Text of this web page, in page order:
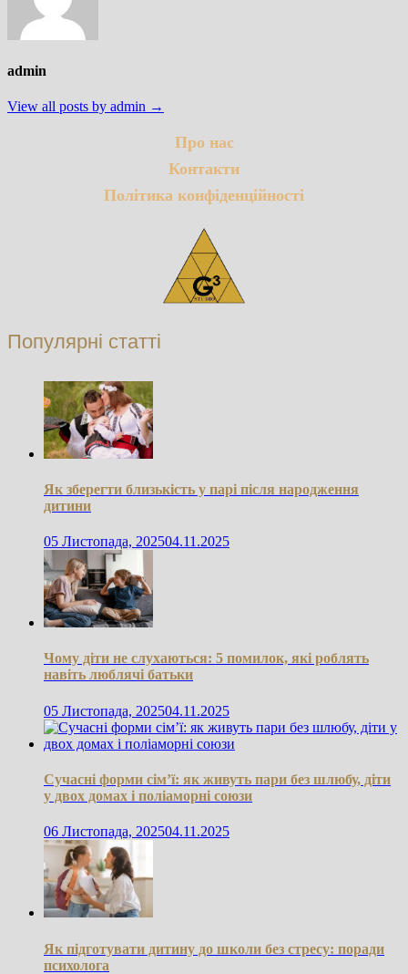
admin
View all posts by admin →
Про нас
Контакти
Політика конфіденційності
Популярні статті
Як зберегти близькість у парі після народження
дитини
05 Листопада, 202504.11.2025
Чому діти не слухаються: 5 помилок, які роблять
навіть люблячі батьки
05 Листопада, 202504.11.2025
Сучасні форми сім’ї: як живуть пари без шлюбу, діти
у двох домах і поліаморні союзи
06 Листопада, 202504.11.2025
Як підготувати дитину до школи без стресу: поради
психолога